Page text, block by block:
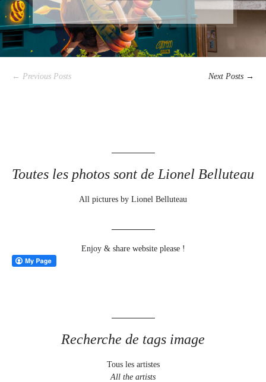
← Previous Posts Next Posts →
Toutes les photos sont de Lionel Belluteau
All pictures by Lionel Belluteau
Enjoy & share website please !
Recherche de tags image
Tous les artistes
All the artists